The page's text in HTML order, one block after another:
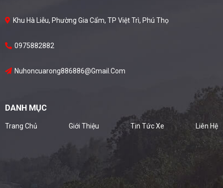
Khu Hà Liễu, Phường Gia Cẩm, TP Việt Trì, Phú Thọ
0975882882
Nuhoncuarong886886@gmail.com
DANH MỤC
Trang Chủ Giới Thiệu Tin Tức Xe Liên Hệ